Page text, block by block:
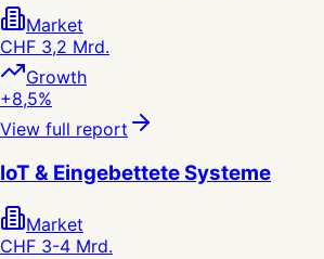
Market
CHF 3,2 Mrd.
Growth
+8,5%
View full report
IoT & Eingebettete Systeme
Market
CHF 3-4 Mrd.